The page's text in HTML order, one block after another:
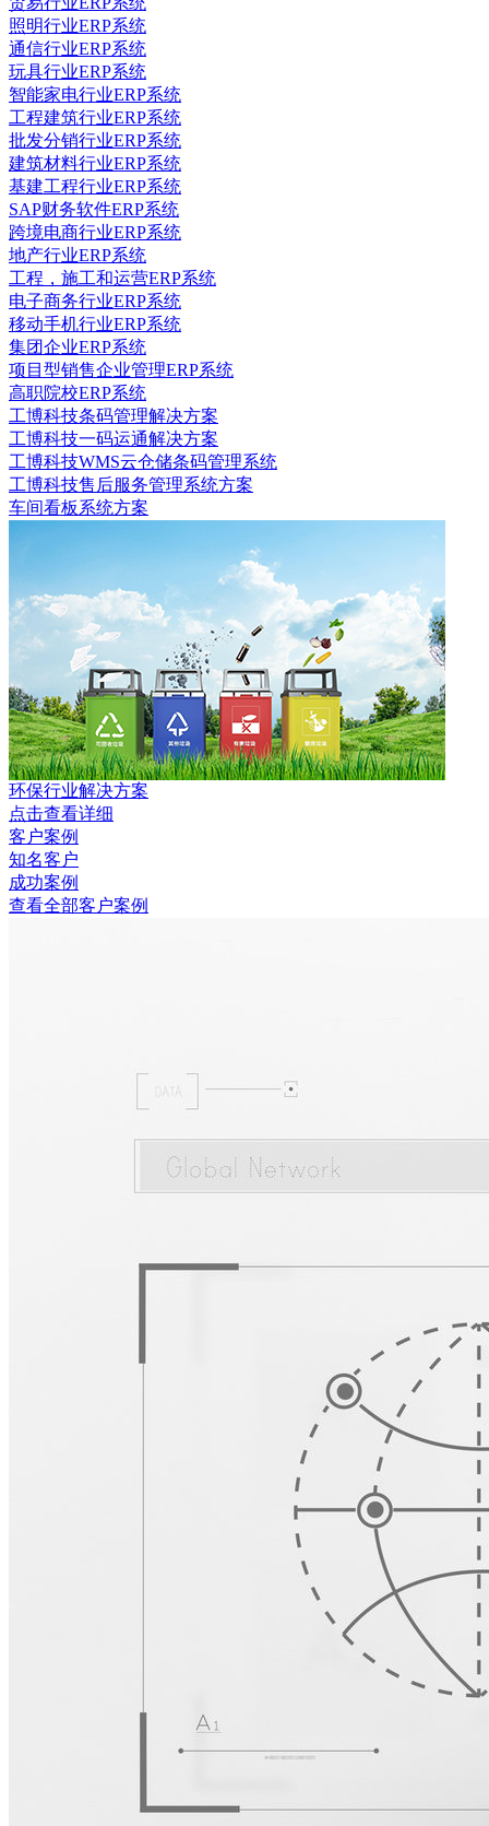
照明行业ERP系统
通信行业ERP系统
玩具行业ERP系统
智能家电行业ERP系统
工程建筑行业ERP系统
批发分销行业ERP系统
建筑材料行业ERP系统
基建工程行业ERP系统
SAP财务软件ERP系统
跨境电商行业ERP系统
地产行业ERP系统
工程，施工和运营ERP系统
电子商务行业ERP系统
移动手机行业ERP系统
集团企业ERP系统
项目型销售企业管理ERP系统
高职院校ERP系统
工博科技条码管理解决方案
工博科技一码运通解决方案
工博科技WMS云仓储条码管理系统
工博科技售后服务管理系统方案
车间看板系统方案
环保行业解决方案
点击查看详细
客户案例
知名客户
成功案例
查看全部客户案例